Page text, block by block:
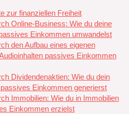
zur finanziellen Freiheit
Online-Business: Wie du deine
Einkommen umwandelst
den Aufbau eines eigenen
passives Einkommen
Dividendenaktien: Wie du dein
Einkommen generierst
Immobilien: Wie du in Immobilien
Einkommen erzielst